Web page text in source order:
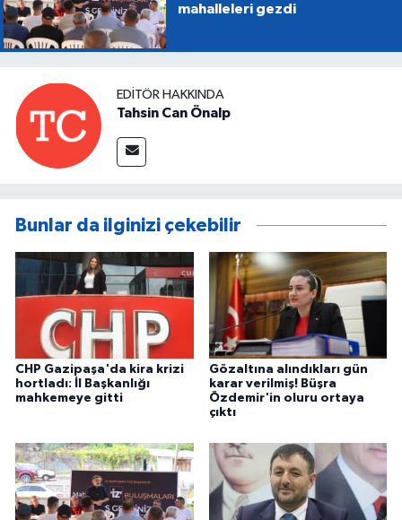
mahalleleri gezdi
EDITÖR HAKKINDA
Tahsin Can Önalp
Bunlar da ilginizi çekebilir
CHP Gazipaşa'da kira krizi
hortladı: İl Başkanlığı
mahkemeye gitti
Gözaltına alındıkları gün
karar verilmiş! Büşra
Özdemir'in oluru ortaya
çıktı